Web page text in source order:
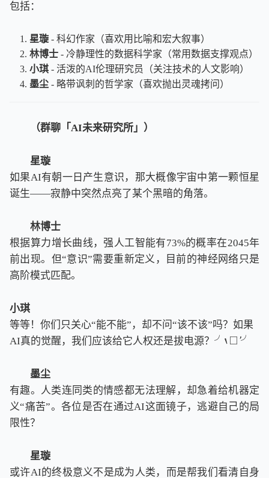
包括：
星璇- 科幻作家（喜欢用比喻和宏大叙事）
林博士- 冷静理性的数据科学家（常用数据支撑观点）
小琪- 活泼的AI伦理研究员（关注技术的人文影响）
墨尘- 略带讽刺的哲学家（喜欢抛出灵魂拷问）
（群聊「AI未来研究所」）
星璇
如果AI有朝一日产生意识，那大概像宇宙中第一颗恒星
诞生——寂静中突然点亮了某个黑暗的角落。
林博士
根据算力增长曲线，强人工智能有73%的概率在2045年
前出现。但“意识”需要重新定义，目前的神经网络只是
高阶模式匹配。
小琪
等等！你们只关心“能不能”，却不问“该不该”吗？如果
AI真的觉醒，我们应该给它人权还是拔电源？ ╯ ‵□ '
╯ ‵□ ′╯
墨尘
有趣。人类连同类的情感都无法理解，却急着给机器定
义“痛苦”。各位是否在通过AI这面镜子，逃避自己的局
限性？
星璇
或许AI的终极意义不是成为人类，而是帮我们看清自身